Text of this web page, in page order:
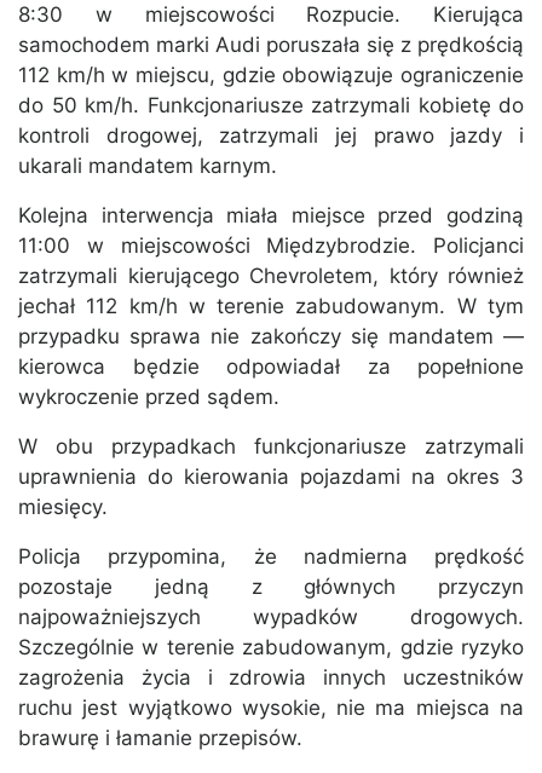
8:30 w miejscowości Rozpucie. Kierująca
samochodem marki Audi poruszała się z prędkością
112 km/h w miejscu, gdzie obowiązuje ograniczenie
do 50 km/h. Funkcjonariusze zatrzymali kobietę do
kontroli drogowej, zatrzymali jej prawo jazdy i
ukarali mandatem karnym.
Kolejna interwencja miała miejsce przed godziną
11:00 w miejscowości Międzybrodzie. Policjanci
zatrzymali kierującego Chevroletem, który również
jechał 112 km/h w terenie zabudowanym. W tym
przypadku sprawa nie zakończy się mandatem —
kierowca będzie odpowiadał za popełnione
wykroczenie przed sądem.
W obu przypadkach funkcjonariusze zatrzymali
uprawnienia do kierowania pojazdami na okres 3
miesięcy.
Policja przypomina, że nadmierna prędkość
pozostaje jedną z głównych przyczyn
najpoważniejszych wypadków drogowych.
Szczególnie w terenie zabudowanym, gdzie ryzyko
zagrożenia życia i zdrowia innych uczestników
ruchu jest wyjątkowo wysokie, nie ma miejsca na
brawurę i łamanie przepisów.